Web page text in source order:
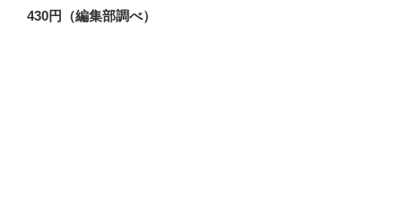
430円（編集部調べ）